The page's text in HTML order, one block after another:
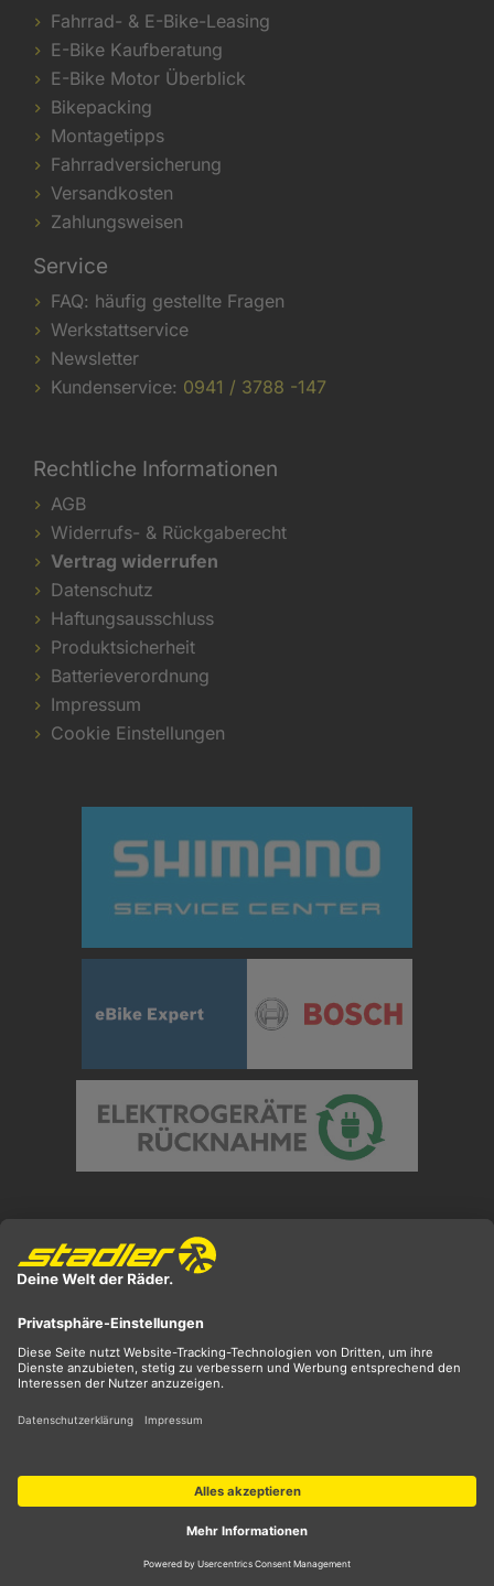
Fahrrad- & E-Bike-Leasing
E-Bike Kaufberatung
E-Bike Motor Überblick
Bikepacking
Montagetipps
Fahrradversicherung
Versandkosten
Zahlungsweisen
Service
FAQ: häufig gestellte Fragen
Werkstattservice
Newsletter
Kundenservice: 0941 / 3788 -147
Rechtliche Informationen
AGB
Widerrufs- & Rückgaberecht
Vertrag widerrufen
Datenschutz
Haftungsausschluss
Produktsicherheit
Batterieverordnung
Impressum
Cookie Einstellungen
** ehemaliger UVP
*** Preis entspricht unserem Markteinführungspreis
der aktuellen Saison